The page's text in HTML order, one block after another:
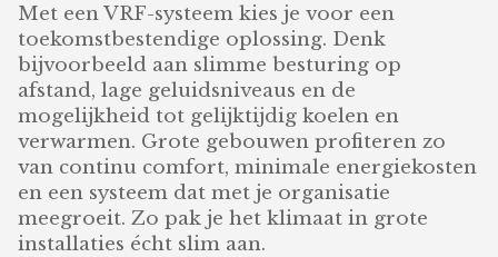
Met een VRF-systeem kies je voor een
toekomstbestendige oplossing. Denk
bijvoorbeeld aan slimme besturing op
afstand, lage geluidsniveaus en de
mogelijkheid tot gelijktijdig koelen en
verwarmen. Grote gebouwen profiteren zo
van continu comfort, minimale energiekosten
en een systeem dat met je organisatie
meegroeit. Zo pak je het klimaat in grote
installaties écht slim aan.